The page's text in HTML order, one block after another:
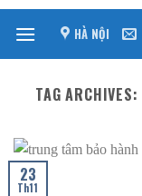
HÀ NỘI
TAG ARCHIVES:
23
Th11